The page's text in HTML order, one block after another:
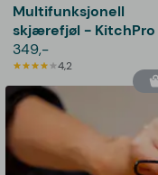
Multifunksjonell
skjærefjøl - KitchPro
349,-
4,2